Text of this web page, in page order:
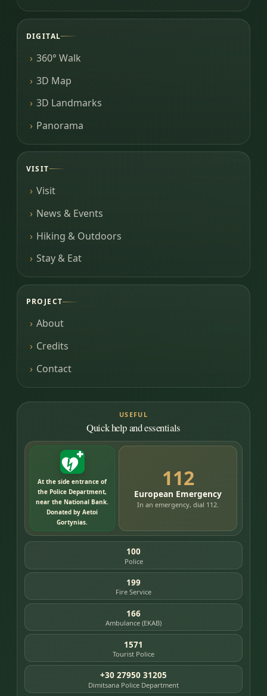
DIGITAL
360° Walk
3D Map
3D Landmarks
Panorama
VISIT
Visit
News & Events
Hiking & Outdoors
Stay & Eat
PROJECT
About
Credits
Contact
USEFUL
Quick help and essentials
At the side entrance of
the Police Department,
near the National Bank.
Donated by Aetoi
Gortynias.
112
European Emergency
In an emergency, dial 112.
100
Police
199
Fire Service
166
Ambulance (EKAB)
1571
Tourist Police
+30 27950 31205
Dimitsana Police Department